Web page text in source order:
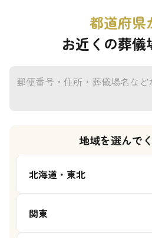
都道府県
お近くの葬儀
地域を選んで
北海道・東北
関東